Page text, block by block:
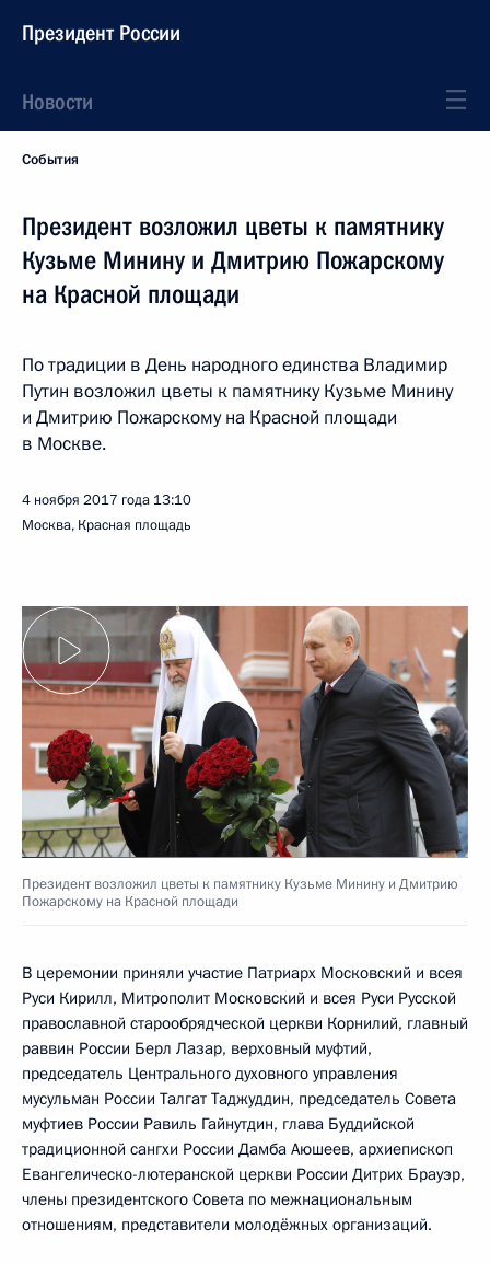
Президент России
Новости
События
Президент возложил цветы к памятнику
Кузьме Минину и Дмитрию Пожарскому
на Красной площади
По традиции в День народного единства Владимир
Путин возложил цветы к памятнику Кузьме Минину
и Дмитрию Пожарскому на Красной площади
в Москве.
4 ноября 2017 года 13:10
Москва, Красная площадь
Президент возложил цветы к памятнику Кузьме Минину и Дмитрию
Пожарскому на Красной площади
В церемонии приняли участие Патриарх Московский и всея
Руси Кирилл, Митрополит Московский и всея Руси Русской
православной старообрядческой церкви Корнилий, главный
раввин России Берл Лазар, верховный муфтий,
председатель Центрального духовного управления
мусульман России Талгат Таджуддин, председатель Совета
муфтиев России Равиль Гайнутдин, глава Буддийской
традиционной сангхи России Дамба Аюшеев, архиепископ
Евангелическо-лютеранской церкви России Дитрих Брауэр,
члены президентского Совета по межнациональным
отношениям, представители молодёжных организаций.